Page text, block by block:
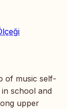
of music self-
school and
upper